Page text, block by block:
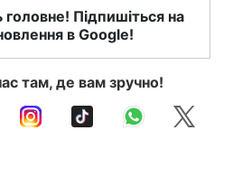
головне! Підпишіться на
в Google!
там, де вам зручно!